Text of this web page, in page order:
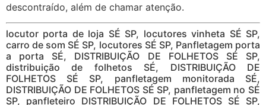
descontraído, além de chamar atenção.
locutor porta de loja SÉ SP, locutores vinheta SÉ SP,
carro de som SÉ SP, locutores SÉ SP, Panfletagem porta
a porta SÉ, DISTRIBUIÇÃO DE FOLHETOS SÉ SP,
distribuição de folhetos SÉ, DISTRIBUIÇÃO DE
FOLHETOS SÉ SP, panfletagem monitorada SÉ,
DISTRIBUIÇÃO DE FOLHETOS SÉ SP, panfletagem no SÉ
SP, panfleteiro DISTRIBUIÇÃO DE FOLHETOS SÉ SP,